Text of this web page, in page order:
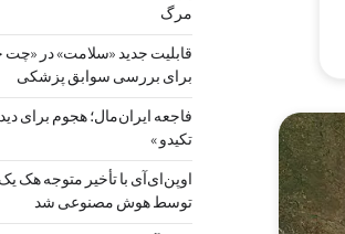
مرگ
قابلیت جدید «سلامت» در
برای بررسی سوابق پزشکی
فاجعه ایران‌مال؛ هجوم برای
تکیدو »
اوپن‌ای‌آی با تأخیر متوجه هک
توسط هوش مصنوعی شد